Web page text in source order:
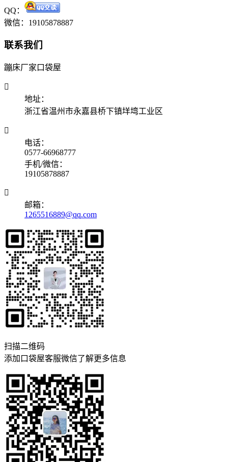
QQ：
微信：19105878887
联系我们
蹦床厂家口袋屋

地址：
浙江省温州市永嘉县桥下镇垟塆工业区

电话：
0577-66968777
手机/微信：
19105878887

邮箱：
1265516889@qq.com
扫描二维码
添加口袋屋客服微信了解更多信息